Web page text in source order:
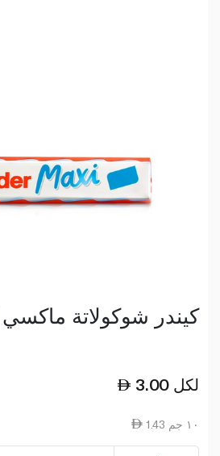
كيندر شوكولاتة ماكسي 21 غرام
3.00 لكل
1.43 ١٠ جم